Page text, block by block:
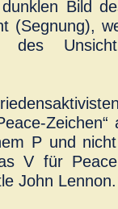
Bild
(Segnung),
des
P und
V für
John Lennon.